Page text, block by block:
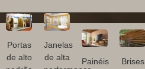
Portas
de alto
Janelas
de alta
Painéis
Brises